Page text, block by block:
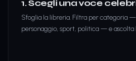
1. Scegli una voce
Sfoglia la libreria. Filtra per categoria
personaggio, sport, politica — e ascolta